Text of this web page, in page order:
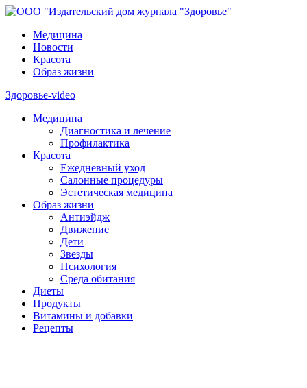
Медицина
Новости
Красота
Образ жизни
Здоровье-video
Медицина
Диагностика и лечение
Профилактика
Красота
Ежедневный уход
Салонные процедуры
Эстетическая медицина
Образ жизни
Антиэйдж
Движение
Дети
Звезды
Психология
Среда обитания
Диеты
Продукты
Витамины и добавки
Рецепты